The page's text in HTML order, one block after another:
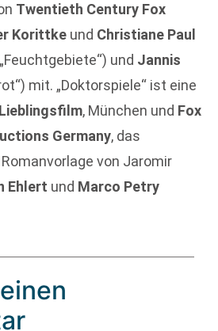
Twentieth Century Fox
Korittke und Christiane Paul
und Jannis
mit. „Doktorspiele“ ist eine
Lieblingsfilm, München und Fox
Germany, das
von Jaromir
Ehlert und Marco Petry